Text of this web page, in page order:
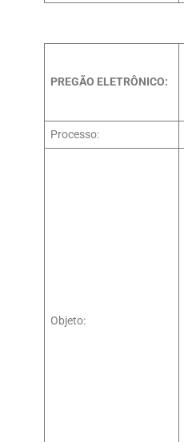
PREGÃO ELETRÔNICO:
Processo:
Objeto: